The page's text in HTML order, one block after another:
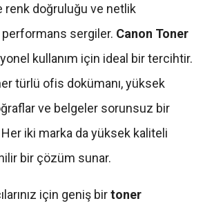
renk doğruluğu ve netlik
sergiler. Canon Toner
kullanım için ideal bir tercihtir.
türlü ofis dokümanı, yüksek
ve belgeler sorunsuz bir
iki marka da yüksek kaliteli
bir çözüm sunar.
için geniş birtoner